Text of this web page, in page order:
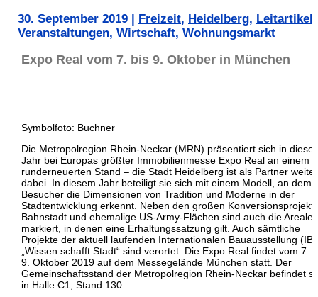
30. September 2019 Freizeit, Heidelberg, Leitartikel
Veranstaltungen, Wirtschaft, Wohnungsmarkt
Expo Real vom 7. bis 9. Oktober in München
Symbolfoto: Buchner
Die Metropolregion Rhein-Neckar (MRN) präsentiert sich in
Jahr bei Europas größter Immobilienmesse Expo Real an einem
runderneuerten Stand – die Stadt Heidelberg ist als Partner
dabei. In diesem Jahr beteiligt sie sich mit einem Modell, an dem
Besucher die Dimensionen von Tradition und Moderne in der
Stadtentwicklung erkennt. Neben den großen
Bahnstadt und ehemalige US-Army-Flächen sind auch die Areale
markiert, in denen eine Erhaltungssatzung gilt. Auch sämtliche
Projekte der aktuell laufenden Internationalen Bauausstellung
„Wissen schafft Stadt“ sind verortet. Die Expo Real findet vom 7.
9. Oktober 2019 auf dem Messegelände München statt. Der
Gemeinschaftsstand der Metropolregion Rhein-Neckar befindet
in Halle C1, Stand 130.